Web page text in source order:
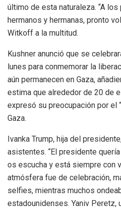
último de esta naturaleza. “A
hermanos y hermanas, pronto
Witkoff a la multitud.
Kushner anunció que se
lunes para conmemorar la
aún permanecen en Gaza,
estima que alrededor de 20 de
expresó su preocupación por el
Gaza.
Ivanka Trump, hija del
asistentes. “El presidente
os escucha y está siempre con
atmósfera fue de celebración,
selfies, mientras muchos
estadounidenses. Yaniv Peretz,